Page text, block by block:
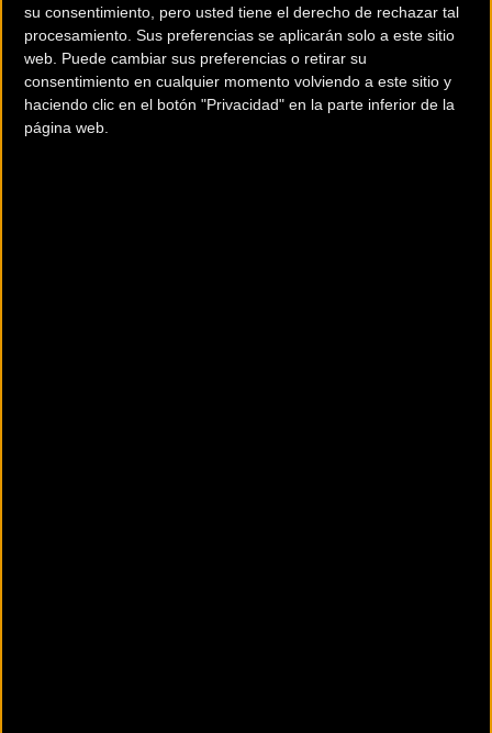
su consentimiento, pero usted tiene el derecho de rechazar tal
procesamiento. Sus preferencias se aplicarán solo a este sitio
web. Puede cambiar sus preferencias o retirar su
consentimiento en cualquier momento volviendo a este sitio y
haciendo clic en el botón "Privacidad" en la parte inferior de la
página web.
Comercios Bz Premium
ESCAPA BARCELONA NORD